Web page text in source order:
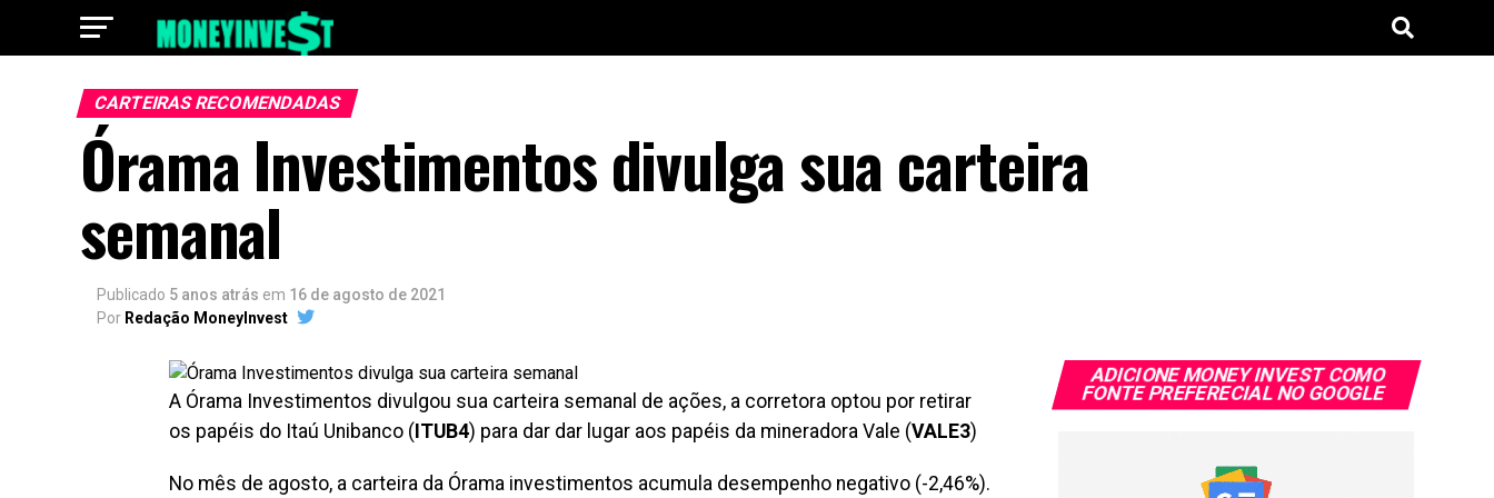
CARTEIRAS RECOMENDADAS
Órama Investimentos divulga sua carteira
semanal
Publicado 5 anos atrás em 16 de agosto de 2021
Por Redação MoneyInvest
A Órama Investimentos divulgou sua carteira semanal de ações, a corretora optou por retirar
os papéis do Itaú Unibanco ( ITUB4) para dar dar lugar aos papéis da mineradora Vale (VALE3)
No mês de agosto, a carteira da Órama investimentos acumula desempenho negativo (-2,46%).
ADICIONE MONEY INVEST COMO
FONTE PREFERECIAL NO GOOGLE